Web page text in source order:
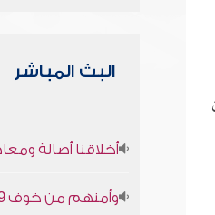
البث المباشر
أخلاقنا أصالة
وأمنهم من خوف 9